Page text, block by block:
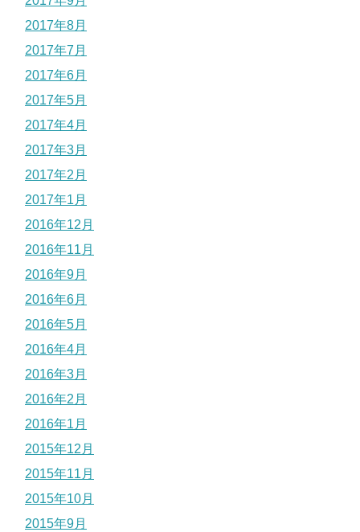
2017年8月
2017年7月
2017年6月
2017年5月
2017年4月
2017年3月
2017年2月
2017年1月
2016年12月
2016年11月
2016年9月
2016年6月
2016年5月
2016年4月
2016年3月
2016年2月
2016年1月
2015年12月
2015年11月
2015年10月
2015年9月